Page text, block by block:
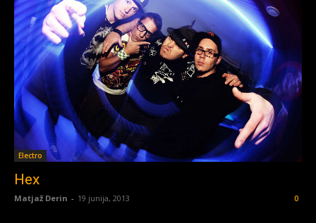
Electro
Hex
Matjaž Derin - 19 junija, 2013 0